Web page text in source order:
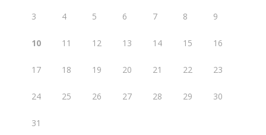
3 4 5 6 7 8 9
10 11 12 13 14 15 16
17 18 19 20 21 22 23
24 25 26 27 28 29 30
31